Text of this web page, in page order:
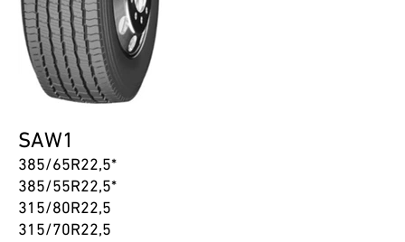
SAW1
385/65R22,5*
385/55R22,5*
315/80R22,5
315/70R22,5